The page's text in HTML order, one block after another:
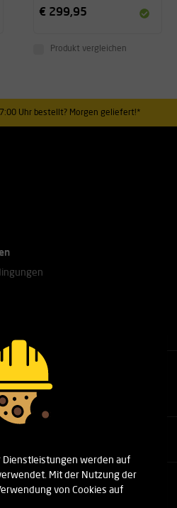
€ 299,95
Produkt vergleichen
Uhr bestellt? Morgen geliefert!*
Sie unsere Experten an.
751 25 18
werden auf
Mit der Nutzung der
von Cookies auf